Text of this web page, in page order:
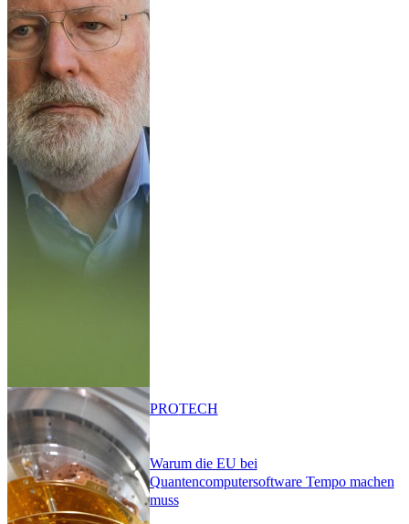
Warum die EU bei
Quantencomputersoftware Tempo machen
muss
PROTECH